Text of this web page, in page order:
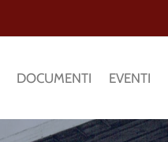
DOCUMENTI EVENTI